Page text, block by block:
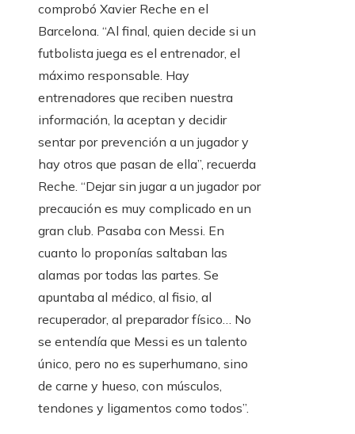
comprobó Xavier Reche en el
Barcelona. “Al final, quien decide si un
futbolista juega es el entrenador, el
máximo responsable. Hay
entrenadores que reciben nuestra
información, la aceptan y decidir
sentar por prevención a un jugador y
hay otros que pasan de ella”, recuerda
Reche. “Dejar sin jugar a un jugador por
precaución es muy complicado en un
gran club. Pasaba con Messi. En
cuanto lo proponías saltaban las
alamas por todas las partes. Se
apuntaba al médico, al fisio, al
recuperador, al preparador físico… No
se entendía que Messi es un talento
único, pero no es superhumano, sino
de carne y hueso, con músculos,
tendones y ligamentos como todos”.